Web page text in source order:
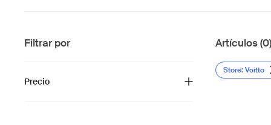
Filtrar por
Precio
Artículos (0)
Store: Voitto